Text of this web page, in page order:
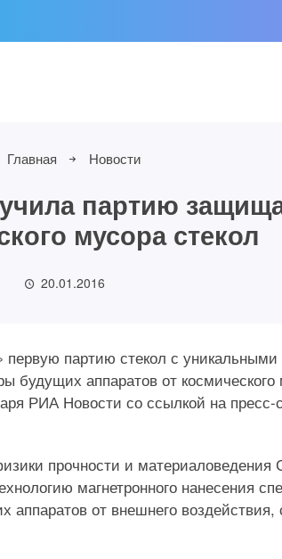
Главная Новости
партию
мусора стекол
20.01.2016
партию стекол с
будущих аппаратов от космического
РИА Новости со ссылкой на пресс-
прочности и
магнетронного нанесения
аппаратов от внешнего